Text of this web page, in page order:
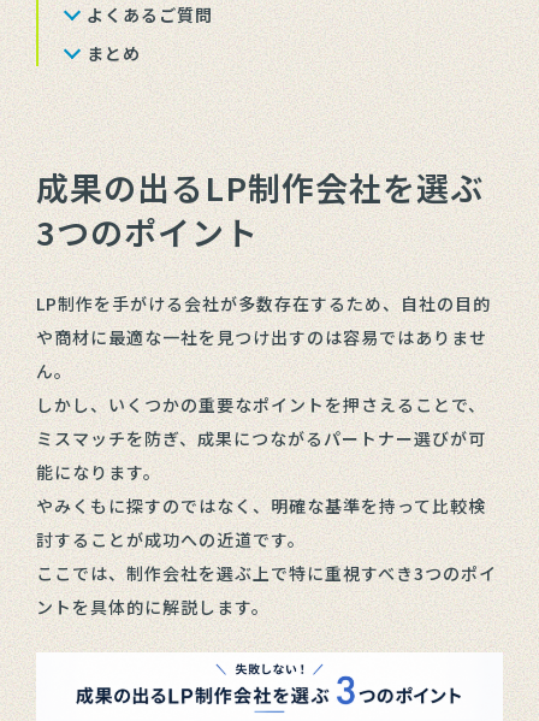
よくあるご質問
まとめ
成果の出るLP制作会社を選ぶ
3つのポイント
LP制作を手がける会社が多数存在するため、自社の目的
や商材に最適な一社を見つけ出すのは容易ではありませ
ん。
しかし、いくつかの重要なポイントを押さえることで、
ミスマッチを防ぎ、成果につながるパートナー選びが可
能になります。
やみくもに探すのではなく、明確な基準を持って比較検
討することが成功への近道です。
ここでは、制作会社を選ぶ上で特に重視すべき3つのポイ
ントを具体的に解説します。